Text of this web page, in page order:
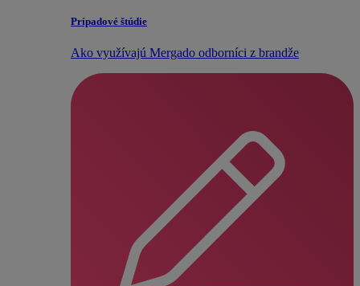
Prípadové štúdie
Ako využívajú Mergado odborníci z brandže